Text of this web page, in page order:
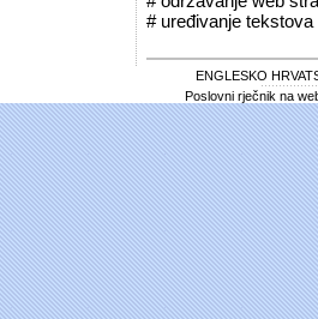
# uređivanje
ENGLESKO
Poslovni rječnik na